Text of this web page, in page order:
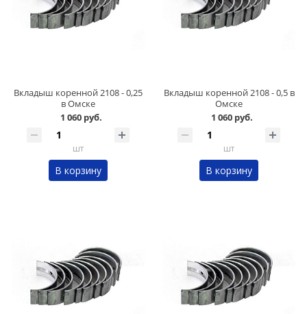
Вкладыш коренной 2108 - 0,25
в Омске
1 060 руб.
шт
В корзину
Вкладыш коренной 2108 - 0,5 в
Омске
1 060 руб.
шт
В корзину